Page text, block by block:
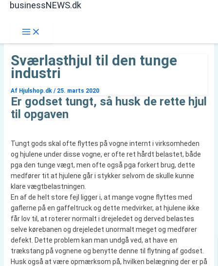
businessNEWS.dk
Sværlasthjul til den tunge
industri
Af Hjulshop.dk / 25. marts 2020
Er godset tungt, så husk de rette hjul
til opgaven
Tungt gods skal ofte flyttes på vogne internt i virksomheden
og hjulene under disse vogne, er ofte ret hårdt belastet, både
pga den tunge vægt, men ofte også pga forkert brug, dette
medfører tit at hjulene går i stykker selvom de skulle kunne
klare vægtbelastningen.
En af de helt store fejl ligger i, at mange vogne flyttes med
gaflerne på en gaffeltruck og dette medvirker, at hjulene ikke
får lov til, at roterer normalt i drejeledet og derved belastes
selve kørebanen og drejeledet unormalt meget og medfører
defekt. Dette problem kan man undgå ved, at have en
trækstang på vognene og benytte denne til flytning af godset.
Husk også at være opmærksom på, hvilken belægning der er på